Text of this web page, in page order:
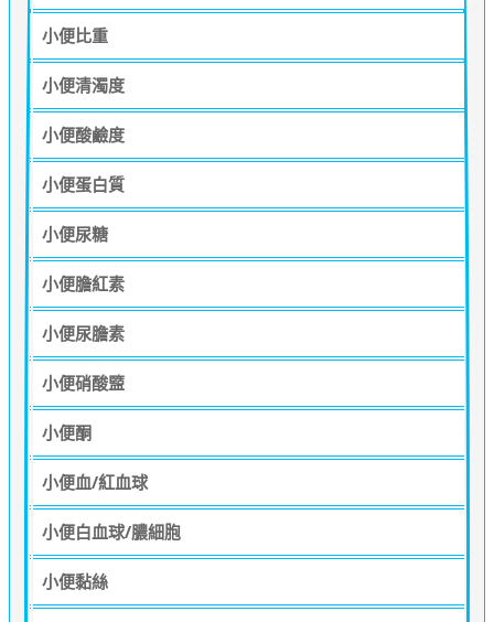
小便比重
小便清濁度
小便酸鹼度
小便蛋白質
小便尿糖
小便膽紅素
小便尿膽素
小便硝酸盬
小便酮
小便血/紅血球
小便白血球/膿細胞
小便黏絲